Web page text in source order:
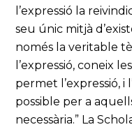
l’expressió la
seu únic mitjà
només la veritable
l’expressió, coneix
permet l’expressió, i
possible per a
necessària.” La